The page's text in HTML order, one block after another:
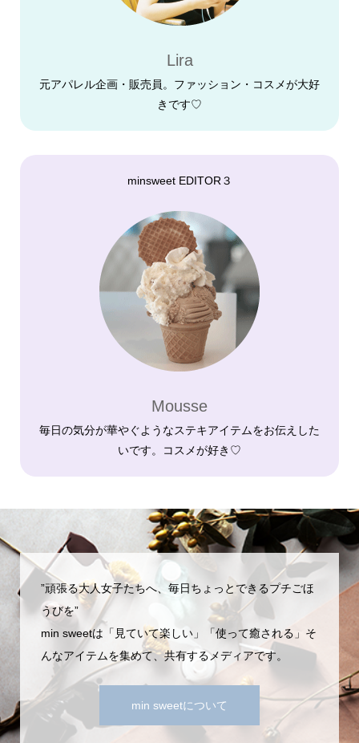
Lira
元アパレル企画・販売員。ファッション・コスメが大好
きです♡
minsweet EDITOR３
Mousse
毎日の気分が華やぐようなステキアイテムをお伝えした
いです。コスメが好き♡
”頑張る大人女子たちへ、毎日ちょっとできるプチごほ
うびを”
min sweetは「見ていて楽しい」「使って癒される」そ
んなアイテムを集めて、共有するメディアです。
min sweetについて